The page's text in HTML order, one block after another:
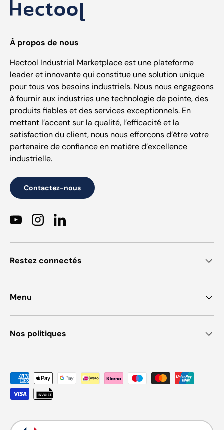
À propos de nous
Hectool Industrial Marketplace est une plateforme
leader et innovante qui constitue une solution unique
pour tous vos besoins industriels. Nous nous engageons
à fournir aux industries une technologie de pointe, des
produits fiables et des services exceptionnels. En
mettant l’accent sur la qualité, l’efficacité et la
satisfaction du client, nous nous efforçons d’être votre
partenaire de confiance en matière d’excellence
industrielle.
Contactez-nous
YouTubeInstagramLinkedIn
Restez connectés
Menu
Nos politiques
Moyens de paiement acceptés
Langue